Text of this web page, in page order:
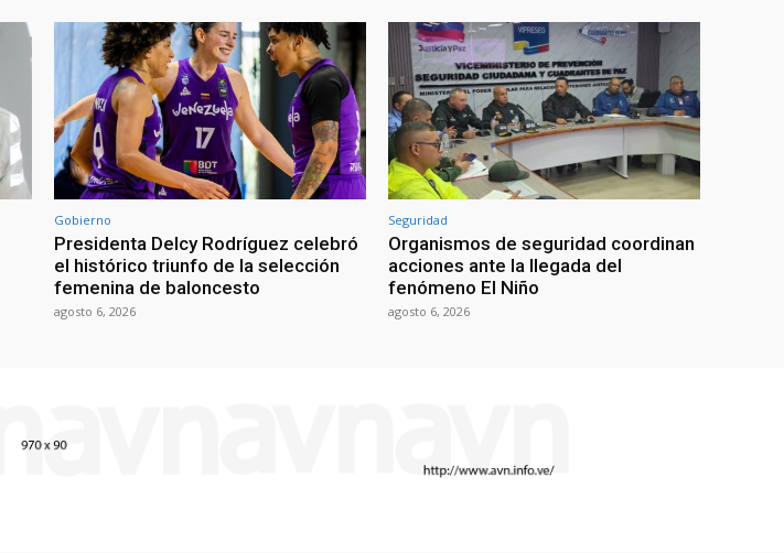
Gobierno
Presidenta Delcy Rodríguez celebró
el histórico triunfo de la selección
femenina de baloncesto
agosto 6, 2026
Seguridad
Organismos de seguridad coordinan
acciones ante la llegada del
fenómeno El Niño
agosto 6, 2026